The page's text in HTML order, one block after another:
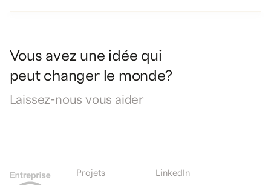
Vous avez une idée qui
peut changer le monde?
Laissez-nous vous aider
Projets
LinkedIn